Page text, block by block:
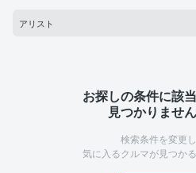
アリスト
お探しの条件に該
見つかりませ
検索条件を変更
気に入るクルマが見つか